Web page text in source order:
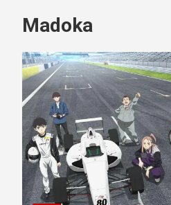
Madoka